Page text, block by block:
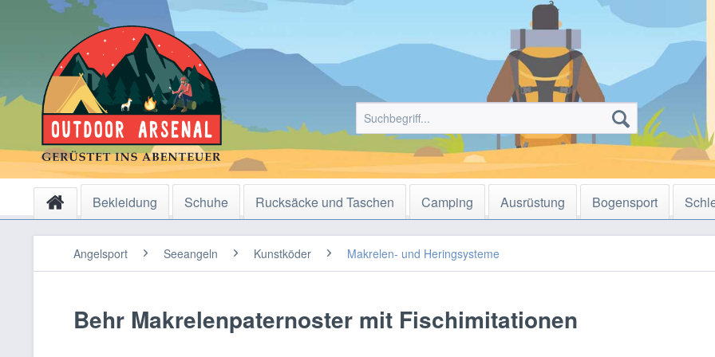
Bekleidung Schuhe Rucksäcke und Taschen Camping Ausrüstung Bogensport
Angelsport Seeangeln Kunstköder Makrelen- und Heringsysteme
Behr Makrelenpaternoster mit Fischimitationen